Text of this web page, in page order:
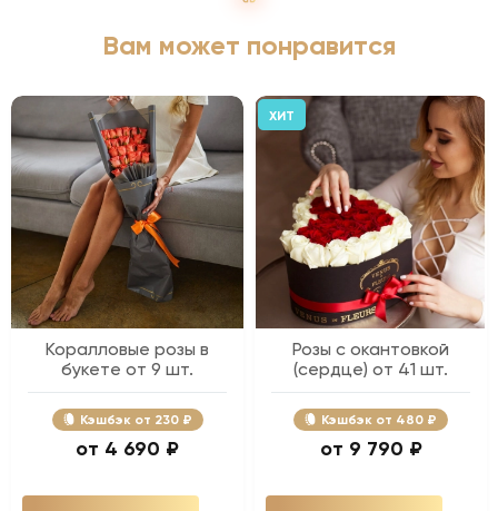
Вам может понравится
Коралловые розы в
букете от 9 шт.
Кэшбэк 230 ₽
4 690 ₽
ХИТ
Розы с окантовкой
(сердце) от 41 шт.
Кэшбэк 480 ₽
9 790 ₽